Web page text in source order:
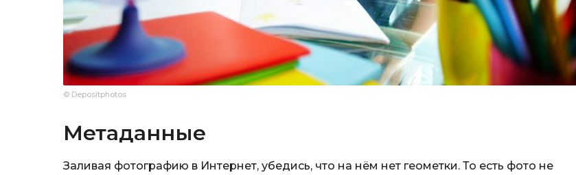
© Depositphotos
Метаданные
Заливая фотографию в Интернет, убедись, что на нём нет геометки. То есть фото не